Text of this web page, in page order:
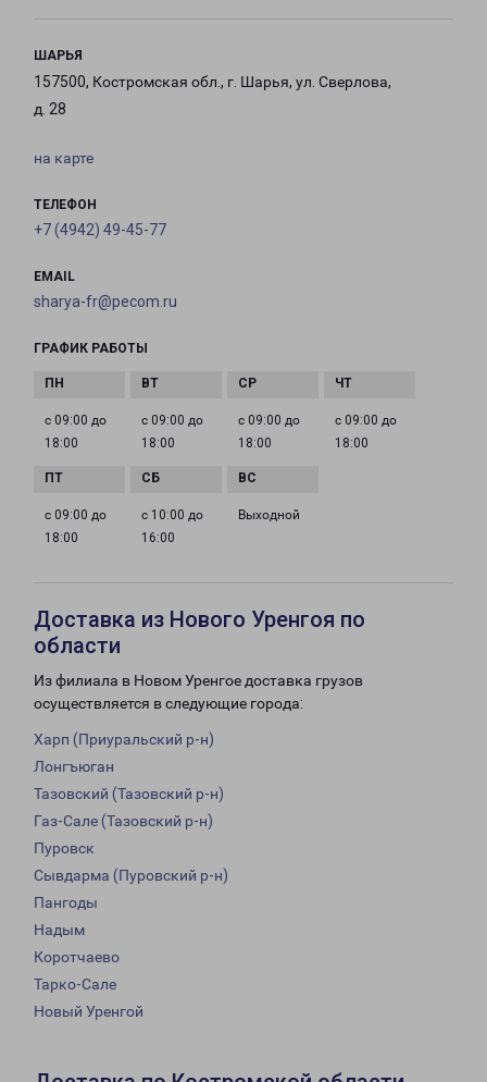
ШАРЬЯ
157500, Костромская обл., г. Шарья, ул. Сверлова,
д. 28
на карте
ТЕЛЕФОН
+7 (4942) 49-45-77
EMAIL
sharya-fr@pecom.ru
ГРАФИК РАБОТЫ
с 09:00 до
18:00
с 09:00 до
18:00
с 09:00 до
18:00
с 09:00 до
18:00
с 09:00 до
18:00
с 10:00 до
16:00
Выходной
Доставка из Нового Уренгоя по
области
Из филиала в Новом Уренгое доставка грузов
осуществляется в следующие города:
Харп (Приуральский р-н)
Лонгъюган
Тазовский (Тазовский р-н)
Газ-Сале (Тазовский р-н)
Пуровск
Сывдарма (Пуровский р-н)
Пангоды
Надым
Коротчаево
Тарко-Сале
Новый Уренгой